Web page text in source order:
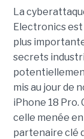
La
Electronics est
plus
secrets
mis au jour de
iPhone 18
celle menée en
partenaire clé